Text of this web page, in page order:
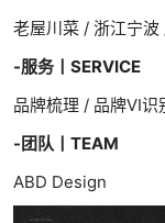
老屋川菜 / 浙江宁
-服务丨SERVICE
品牌梳理 / 品牌VI识
-团队丨TEAM
ABD Design